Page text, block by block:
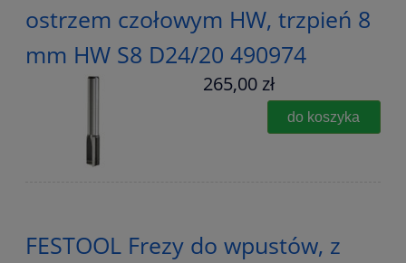
ostrzem czołowym HW, trzpień 8
mm HW S8 D24/20 490974
265,00 zł
do koszyka
FESTOOL Frezy do wpustów, z